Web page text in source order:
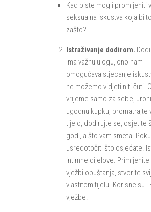
Kad biste mogli promijeniti
seksualna iskustva koja bi
zašto?
Istraživanje dodirom.
ima važnu ulogu, ono nam
omogućava stjecanje
ne možemo vidjeti niti čuti.
vrijeme samo za sebe,
ugodnu kupku, promatrajte
tijelo, dodirujte se, osjetite
godi, a što vam smeta.
usredotočiti što osjećate.
intimne dijelove. Primijenite
vježbi opuštanja, stvorite
vlastitom tijelu. Korisne su i
vježbe.